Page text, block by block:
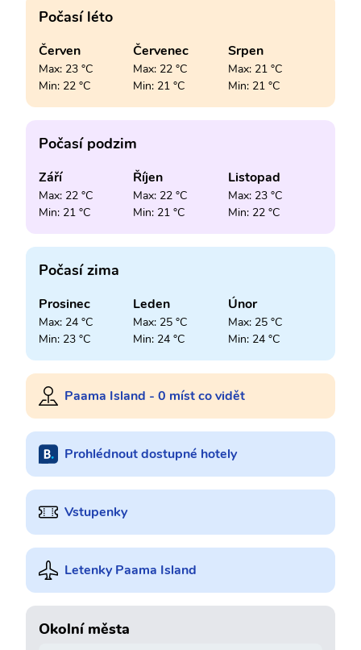
Počasí léto
Červen
Max: 23 °C
Min: 22 °C
Červenec
Max: 22 °C
Min: 21 °C
Srpen
Max: 21 °C
Min: 21 °C
Počasí podzim
Září
Max: 22 °C
Min: 21 °C
Říjen
Max: 22 °C
Min: 21 °C
Listopad
Max: 23 °C
Min: 22 °C
Počasí zima
Prosinec
Max: 24 °C
Min: 23 °C
Leden
Max: 25 °C
Min: 24 °C
Únor
Max: 25 °C
Min: 24 °C
Paama Island - 0 míst co vidět
Prohlédnout dostupné hotely
Vstupenky
Letenky Paama Island
Okolní města